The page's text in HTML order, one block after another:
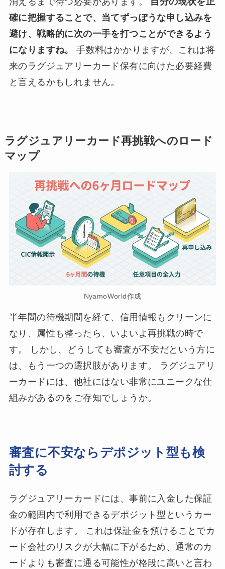
確に把握することで、当てずっぽうな申し込みを
避け、戦略的に次の一手を打つことができるよう
になりますね。
手数料はかかりますが、これは将
来のラグジュアリーカード保有に向けた必要経費
と言えるかもしれません。
ラグジュアリーカード再挑戦へのロード
マップ
NyamoWorld作成
半年間の待機期間を経て、信用情報もクリーンに
なり、属性も整ったら、いよいよ再挑戦の時で
す。 しかし、どうしても審査が不安だという方に
は、もう一つの選択肢があります。 ラグジュアリ
ーカードには、他社にはない非常にユニークな仕
組みがあるのをご存知でしょうか。
審査に不安ならデポジット型も検
討する
ラグジュアリーカードには、事前に入金した保証
金の範囲内で利用できるデポジット型というカー
ドが存在します。 これは保証金を預けることでカ
ード会社のリスクが大幅に下がるため、通常のカ
ードよりも審査に通る可能性が格段に高いと言わ